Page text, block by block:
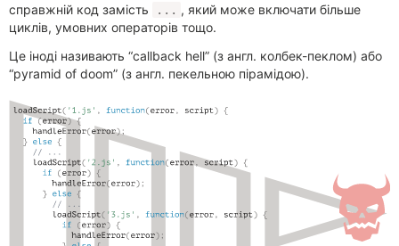
справжній код замість
... , який може включати більше
циклів, умовних операторів тощо.
Це іноді називають “callback hell” (з англ. колбек-пеклом) або
“pyramid of doom” (з англ. пекельною пірамідою).